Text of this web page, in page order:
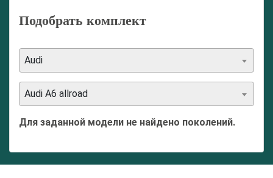
Подобрать комплект
Audi
Audi A6 allroad
Для заданной модели не найдено поколений.